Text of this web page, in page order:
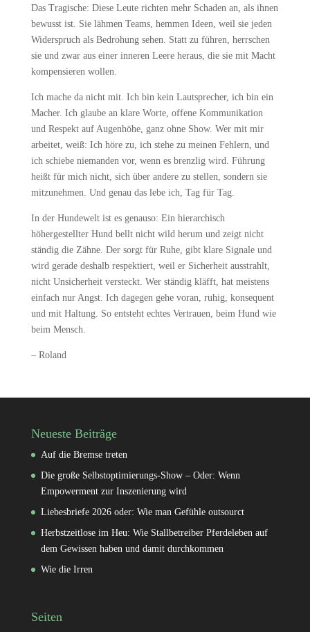
Das Tragische: Diese Leute richten mehr Schaden an, als ihnen
bewusst ist. Sie lähmen Teams, hemmen Ideen, weil sie jeden
Widerspruch als Bedrohung sehen. Statt zu führen, herrschen
sie und zwar aus einer inneren Leere heraus, die sie mit Macht
kompensieren wollen.
Ich mache da nicht mit. Ich bin kein Lautsprecher, ich bin ein
Macher. Ich glaube an klare Worte, offene Kommunikation
und Respekt auf Augenhöhe, ganz ohne Show. Wer mit mir
arbeitet, weiß: Ich höre zu, ich stehe zu meinen Fehlern, und
ich schiebe niemanden vor, wenn es brenzlig wird. Führung
heißt für mich nicht, sich über andere zu stellen, sondern sie
mitzunehmen. Und genau das lebe ich, Tag für Tag.
In der Hundewelt ist es genauso: Ein hierarchisch
höhergestellter Hund bellt nicht wild herum und zeigt nicht
ständig die Zähne. Der sorgt für Ruhe, gibt klare Signale und
wird gerade deshalb respektiert, weil er Sicherheit ausstrahlt,
nicht Unsicherheit versteckt. Wer ständig kläfft, hat meistens
einfach nur Angst. Ich dagegen gehe voran, ruhig, konsequent
und mit Haltung. So entsteht echtes Vertrauen, beim Hund wie
beim Mensch.
– Roland
Neueste Beiträge
Auf die Bremse treten
Die große Selbstoptimierungs-Show – Oder: Wenn
Empowerment zur Inszenierung wird
Liebesbriefe 2026 oder: Wie man Gefühle outsourct
Herbstzeitlose im Heu: Wie Stallbetreiber Pferdeleben auf
dem Gewissen haben und damit durchkommen
Wie die Irren
Seiten